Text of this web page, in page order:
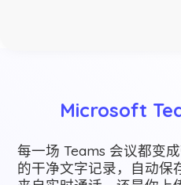
Microsoft
每一场 Teams 会议都变
的干净文字记录，自动